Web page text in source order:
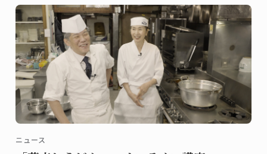
ニュース